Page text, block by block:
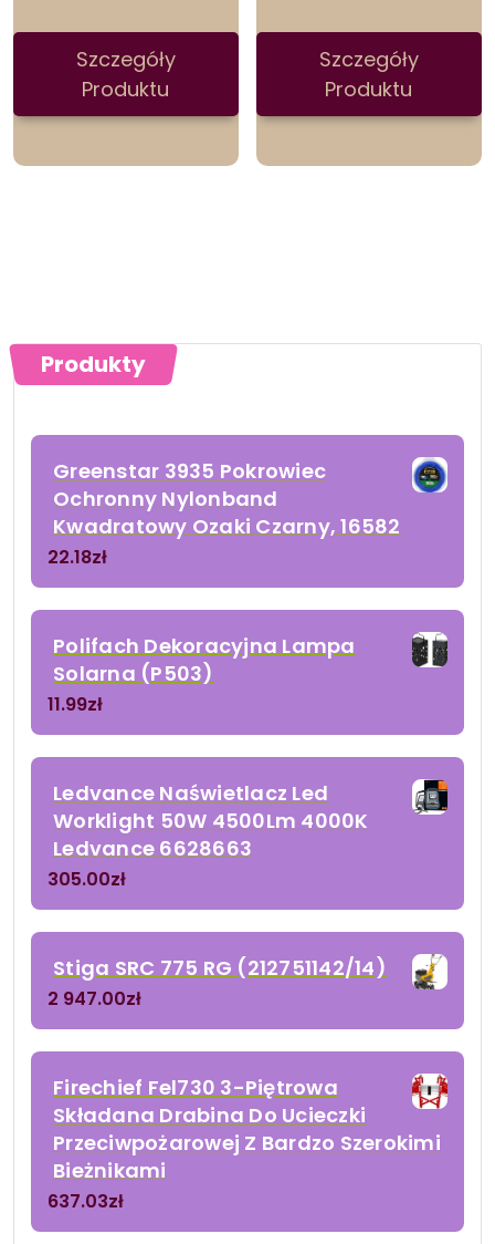
Szczegóły
Produktu
Szczegóły
Produktu
Produkty
Greenstar 3935 Pokrowiec
Ochronny Nylonband
Kwadratowy Ozaki Czarny, 16582
22.18zł
Polifach Dekoracyjna Lampa
Solarna (P503)
11.99zł
Ledvance Naświetlacz Led
Worklight 50W 4500Lm 4000K
Ledvance 6628663
305.00zł
Stiga SRC 775 RG (212751142/14)
2 947.00zł
Firechief Fel730 3-Piętrowa
Składana Drabina Do Ucieczki
Przeciwpożarowej Z Bardzo Szerokimi
Bieżnikami
637.03zł